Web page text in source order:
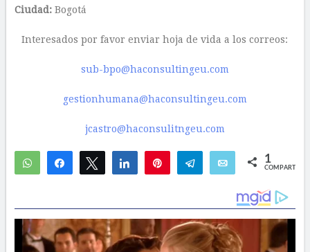
Ciudad:Bogotá
Interesados por favor enviar hoja de vida a los correos:
sub-bpo@haconsultingeu.com
gestionhumana@haconsultingeu.com
jcastro@haconsulitngeu.com
WhatsAppCompartirTwittear Compartir Telegram Email 1
COMPARTIR